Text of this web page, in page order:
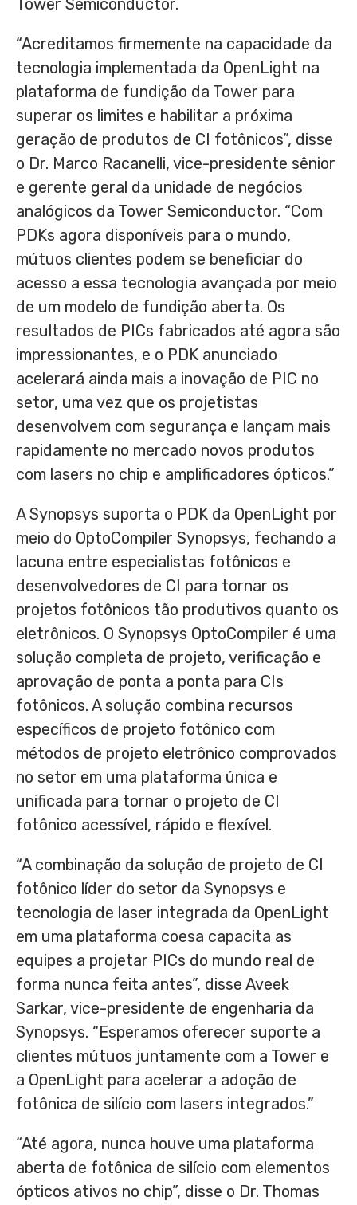
Tower Semiconductor.
“Acreditamos firmemente na capacidade da
tecnologia implementada da OpenLight na
plataforma de fundição da Tower para
superar os limites e habilitar a próxima
geração de produtos de CI fotônicos”, disse
o Dr. Marco Racanelli, vice-presidente sênior
e gerente geral da unidade de negócios
analógicos da Tower Semiconductor. “Com
PDKs agora disponíveis para o mundo,
mútuos clientes podem se beneficiar do
acesso a essa tecnologia avançada por meio
de um modelo de fundição aberta. Os
resultados de PICs fabricados até agora são
impressionantes, e o PDK anunciado
acelerará ainda mais a inovação de PIC no
setor, uma vez que os projetistas
desenvolvem com segurança e lançam mais
rapidamente no mercado novos produtos
com lasers no chip e amplificadores ópticos.”
A Synopsys suporta o PDK da OpenLight por
meio do OptoCompiler Synopsys, fechando a
lacuna entre especialistas fotônicos e
desenvolvedores de CI para tornar os
projetos fotônicos tão produtivos quanto os
eletrônicos. O Synopsys OptoCompiler é uma
solução completa de projeto, verificação e
aprovação de ponta a ponta para CIs
fotônicos. A solução combina recursos
específicos de projeto fotônico com
métodos de projeto eletrônico comprovados
no setor em uma plataforma única e
unificada para tornar o projeto de CI
fotônico acessível, rápido e flexível.
“A combinação da solução de projeto de CI
fotônico líder do setor da Synopsys e
tecnologia de laser integrada da OpenLight
em uma plataforma coesa capacita as
equipes a projetar PICs do mundo real de
forma nunca feita antes”, disse Aveek
Sarkar, vice-presidente de engenharia da
Synopsys. “Esperamos oferecer suporte a
clientes mútuos juntamente com a Tower e
a OpenLight para acelerar a adoção de
fotônica de silício com lasers integrados.”
“Até agora, nunca houve uma plataforma
aberta de fotônica de silício com elementos
ópticos ativos no chip”, disse o Dr. Thomas